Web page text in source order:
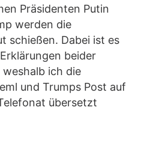
Präsidenten Putin
werden die
schießen. Dabei ist es
beider
weshalb ich die
und Trumps Post auf
übersetzt